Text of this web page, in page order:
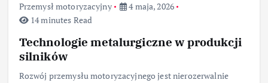
Przemysł motoryzacyjny
4 maja, 2026
14 minutes Read
Technologie metalurgiczne w produkcji
silników
Rozwój przemysłu motoryzacyjnego jest nierozerwalnie